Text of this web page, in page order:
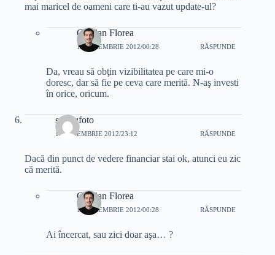
mai maricel de oameni care ti-au vazut update-ul?
Cristian Florea
15 NOIEMBRIE 2012/00:28 RĂSPUNDE
Da, vreau să obţin vizibilitatea pe care mi-o
doresc, dar să fie pe ceva care merită. N-aş investi
în orice, oricum.
sergiufoto
14 NOIEMBRIE 2012/23:12 RĂSPUNDE
Dacă din punct de vedere financiar stai ok, atunci eu zic
că merită.
Cristian Florea
15 NOIEMBRIE 2012/00:28 RĂSPUNDE
Ai încercat, sau zici doar aşa… ?